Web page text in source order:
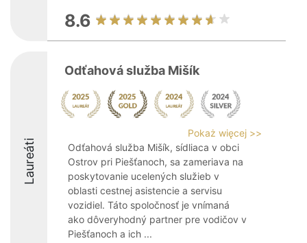
8.6
Laureáti
Odťahová služba Mišík
Pokaż więcej >>
Odťahová služba Mišík, sídliaca v obci
Ostrov pri Piešťanoch, sa zameriava na
poskytovanie ucelených služieb v
oblasti cestnej asistencie a servisu
vozidiel. Táto spoločnosť je vnímaná
ako dôveryhodný partner pre vodičov v
Piešťanoch a ich ...